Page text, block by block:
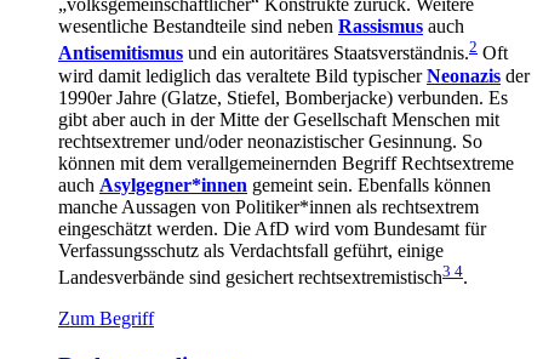
„volksgemeinschaftlicher“ Konstrukte zurück. Weitere
wesentliche Bestandteile sind neben Rassismus auch
Antisemitismus und ein autoritäres Staatsverständnis.2 Oft
wird damit lediglich das veraltete Bild typischerNeonazis der
1990er Jahre (Glatze, Stiefel, Bomberjacke) verbunden. Es
gibt aber auch in der Mitte der Gesellschaft Menschen mit
rechtsextremer und/oder neonazistischer Gesinnung. So
können mit dem verallgemeinernden Begriff Rechtsextreme
auch Asylgegner*innen gemeint sein. Ebenfalls können
manche Aussagen von Politiker*innen als rechtsextrem
eingeschätzt werden. Die AfD wird vom Bundesamt für
Verfassungsschutz als Verdachtsfall geführt, einige
Landesverbände sind gesichert rechtsextremistisch3 4.
Zum Begriff